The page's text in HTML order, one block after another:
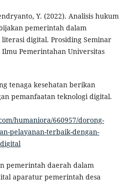
Y. (2022). Analisis hukum
pemerintah dalam
digital. Prosiding Seminar
Pemerintahan Universitas
tenaga kesehatan berikan
pemanfaatan teknologi digital.
humaniora/660957/dorong-
pelayanan-terbaik-dengan-
pemerintah daerah dalam
aparatur pemerintah desa